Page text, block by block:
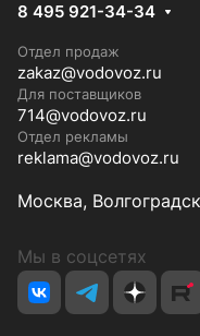
8 495 921-34-34
Отдел продаж
zakaz@vodovoz.ru
Для поставщиков
714@vodovoz.ru
Отдел рекламы
reklama@vodovoz.ru
Москва,
Мы в соцсетях